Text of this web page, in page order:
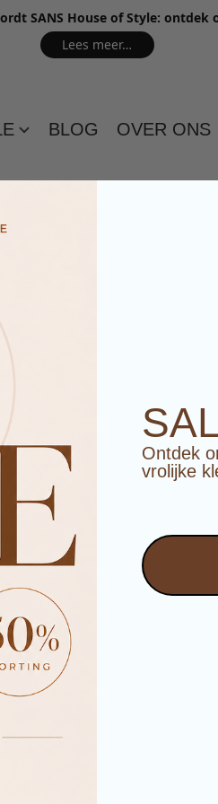
SANS House of Style:
Lees meer…
BLOG OVER ONS
Ontdek
vrolijke